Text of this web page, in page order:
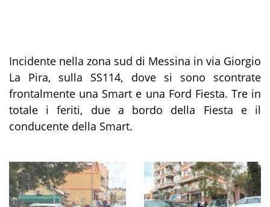
Incidente nella zona sud di Messina in via Giorgio
La Pira, sulla SS114, dove si sono scontrate
frontalmente una Smart e una Ford Fiesta. Tre in
totale i feriti, due a bordo della Fiesta e il
conducente della Smart.